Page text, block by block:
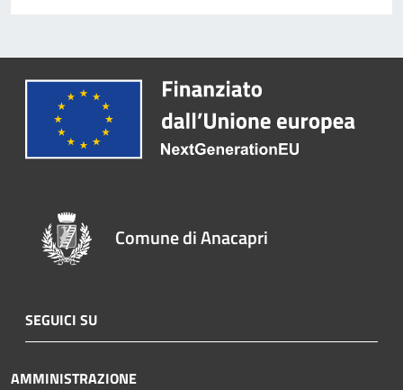
Comune di Anacapri
SEGUICI SU
AMMINISTRAZIONE